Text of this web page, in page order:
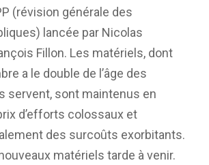
(révision générale des
lancée par Nicolas
Fillon. Les matériels, dont
a le double de l’âge des
servent, sont maintenus en
d’efforts colossaux et
des surcoûts exorbitants.
matériels tarde à venir.